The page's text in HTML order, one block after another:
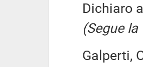
Dichiaro
(Segue la
Galperti,